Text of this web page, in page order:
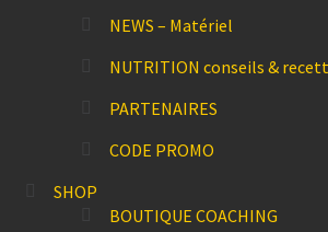
NEWS – Matériel
NUTRITION conseils &
PARTENAIRES
CODE PROMO
SHOP
BOUTIQUE COACHING